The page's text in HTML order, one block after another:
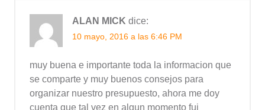
ALAN MICK dice:
10 mayo, 2016 a las 6:46 PM
muy buena e importante toda la informacion que
se comparte y muy buenos consejos para
organizar nuestro presupuesto, ahora me doy
cuenta que tal vez en algun momento fui